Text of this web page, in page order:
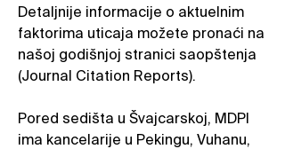
Detaljnije informacije o aktuelnim
faktorima uticaja možete pronaći na
našoj godišnjoj stranici saopštenja
(Journal Citation Reports).
Pored sedišta u Švajcarskoj, MDPI
ima kancelarije u Pekingu, Vuhanu,